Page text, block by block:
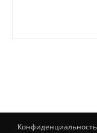
Конфиденциальность